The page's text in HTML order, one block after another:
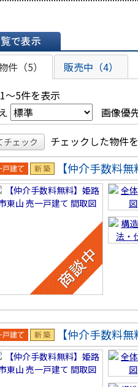
示
件（5） 販売中（4）
～5件を表示
画像優
チェック チェックした物件
戸建 新築
【仲介手数料
戸建 新築
【仲介手数料